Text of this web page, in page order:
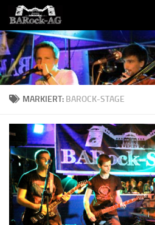
Skip to content
MARKIERT: BAROCK-STAGE